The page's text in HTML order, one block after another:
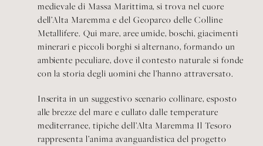
medievale di Massa Marittima, si trova nel cuore
dell’Alta Maremma e del Geoparco delle Colline
Metallifere. Qui mare, aree umide, boschi, giacimenti
minerari e piccoli borghi si alternano, formando un
ambiente peculiare, dove il contesto naturale si fonde
con la storia degli uomini che l’hanno attraversato.
Inserita in un suggestivo scenario collinare, esposto
alle brezze del mare e cullato dalle temperature
mediterranee, tipiche dell’Alta Maremma Il Tesoro
rappresenta l’anima avanguardistica del progetto